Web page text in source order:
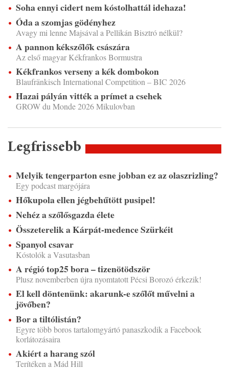
Soha ennyi cidert nem kóstolhattál idehaza!
Óda a szomjas gödényhez
Avagy mi lenne Majsával a Pellikán Bisztró nélkül?
A pannon kékszőlők császára
Az első magyar Kékfrankos Bormustra
Kékfrankos verseny a kék dombokon
Blaufränkisch International Competition – BIC 2026
Hazai pályán vitték a prímet a csehek
GROW du Monde 2026 Mikulovban
Legfrissebb
Melyik tengerparton esne jobban ez az olaszrizling?
Egy podcast margójára
Hőkupola ellen jégbehűtött pusipel!
Nehéz a szőlősgazda élete
Összeterelik a Kárpát-medence Szürkéit
Spanyol csavar
Kóstolók a Vasutasban
A régió top25 bora – tizenötödször
Plusz novemberben újra nyomtatott Pécsi Borozó érkezik!
El kell döntenünk: akarunk-e szőlőt művelni a
jövőben?
Bor a tiltólistán?
Egyre több boros tartalomgyártó panaszkodik a Facebook
korlátozásaira
Akiért a harang szól
Terítéken a Mád Hill